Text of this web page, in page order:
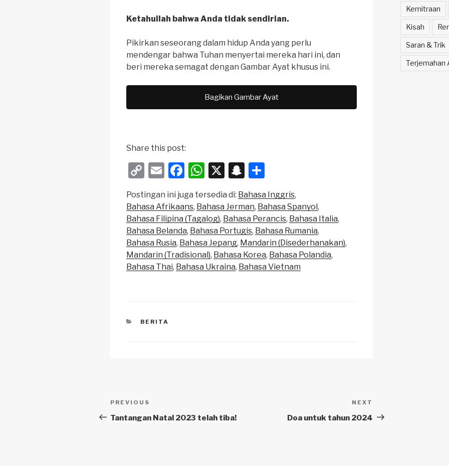
Ketahuilah bahwa Anda tidak sendirian.
Pikirkan seseorang dalam hidup Anda yang perlu
mendengar bahwa Tuhan menyertai mereka hari ini, dan
beri mereka semagat dengan Gambar Ayat khusus ini.
Bagikan Gambar Ayat
Share this post:
C
p
y
Li
n
k
E
ail
F
c
e
b
o
o
W
at
s
A
p
p
X
S
a
p
c
h
at
ar
e
Postingan ini juga tersedia di: Bahasa Inggris
Bahasa Afrikaans Bahasa Jerman Bahasa Spanyol
Bahasa Filipina (Tagalog) Bahasa Perancis Bahasa Italia
Bahasa Belanda Bahasa Portugis Bahasa Rumania
Bahasa Rusia Bahasa Jepang Mandarin (Disederhanakan)
Mandarin (Tradisional) Bahasa Korea Bahasa Polandia
Bahasa Thai Bahasa Ukraina Bahasa Vietnam
CATEGORIES
BERITA
Navigasi
pos
Previous
Post
PREVIOUS
Tantangan Natal 2023 telah tiba!
Post
NEXT
Doa untuk tahun 2024
Kemitraan
Kisah
Saran & Trik
Terjemahan